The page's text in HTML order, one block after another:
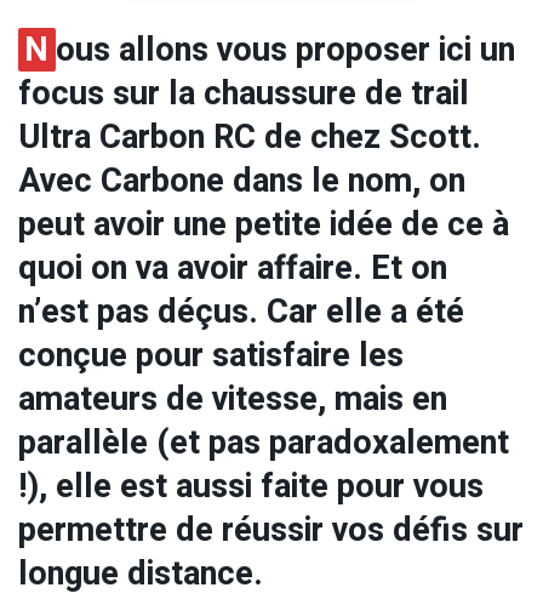
N ous allons vous proposer ici un
focus sur la chaussure de trail
Ultra Carbon RC de chez Scott.
Avec Carbone dans le nom, on
peut avoir une petite idée de ce à
quoi on va avoir affaire. Et on
n’est pas déçus. Car elle a été
conçue pour satisfaire les
amateurs de vitesse, mais en
parallèle (et pas paradoxalement
!), elle est aussi faite pour vous
permettre de réussir vos défis sur
longue distance.